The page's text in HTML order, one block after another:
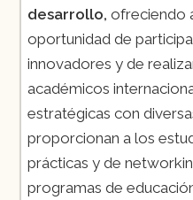
desarrollo, ofreciendo
oportunidad de
innovadores y de
académicos
estratégicas con
proporcionan a los
prácticas y de
programas de